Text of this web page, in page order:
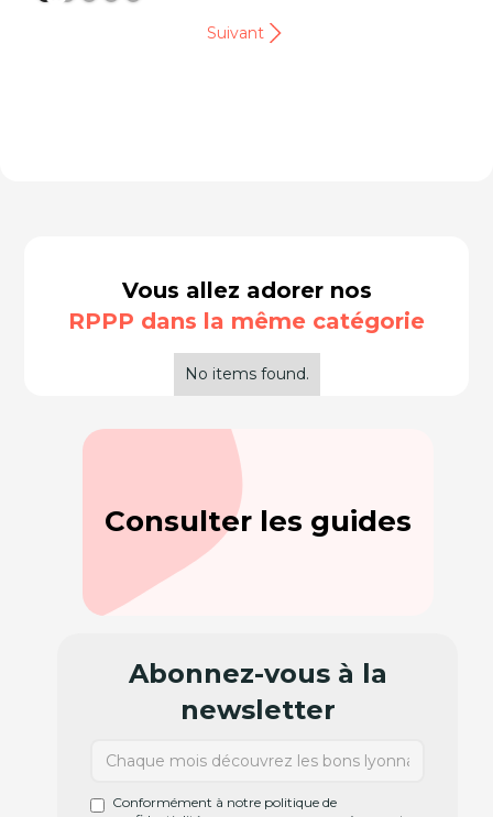
Suivant
Vous allez adorer nos
RPPP dans la même catégorie
No items found.
Consulter les guides
Abonnez-vous à la
newsletter
Conformément à notre politique de